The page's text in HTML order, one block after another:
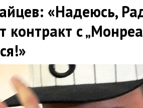
«Надеюсь,
контракт с